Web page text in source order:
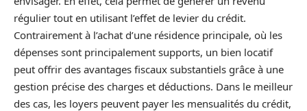
régulier tout en utilisant l’effet de levier du crédit.
Contrairement à l’achat d’une résidence principale, où les
dépenses sont principalement supports, un bien locatif
peut offrir des avantages fiscaux substantiels grâce à une
gestion précise des charges et déductions. Dans le meilleur
des cas, les loyers peuvent payer les mensualités du crédit,